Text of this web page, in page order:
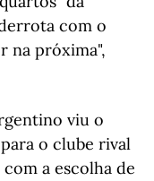
com o
na próxima",
viu o
o clube rival
a escolha de